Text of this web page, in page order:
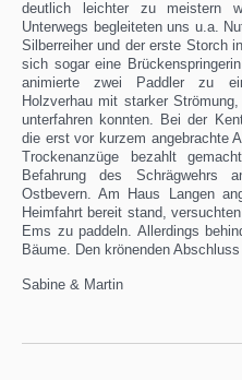
deutlich leichter zu meistern
Unterwegs begleiteten uns u.a.
Silberreiher und der erste Storch
sich sogar eine
animierte zwei Paddler zu
Holzverhau mit starker
unterfahren konnten. Bei der
die erst vor kurzem angebrachte
Trockenanzüge bezahlt
Befahrung des Schrägwehrs
Ostbevern. Am Haus Langen
Heimfahrt bereit stand,
Ems zu paddeln. Allerdings
Bäume. Den krönenden
Sabine & Martin